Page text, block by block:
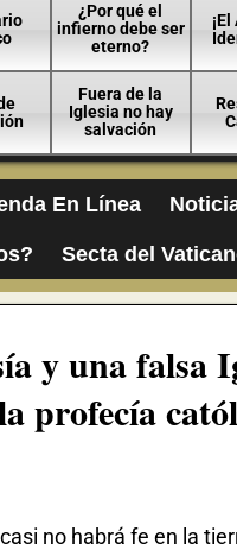
¿Por qué el
infierno debe ser
eterno?
Fuera de la
Iglesia no hay
salvación
En Línea
Secta del
y una falsa
profecía
no habrá fe en la